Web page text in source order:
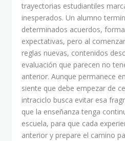
trayectorias estudiantiles
inesperados. Un alumno
determinados acuerdos,
expectativas, pero al
reglas nuevas, contenidos
evaluación que parecen no
anterior. Aunque permanece
siente que debe empezar de
intraciclo busca evitar esa
que la enseñanza tenga
escuela, para que cada
anterior y prepare el camino